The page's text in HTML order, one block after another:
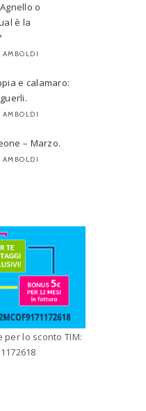
o
è la
AMBOLDI
e calamaro:
AMBOLDI
– Marzo.
AMBOLDI
per lo sconto TIM: